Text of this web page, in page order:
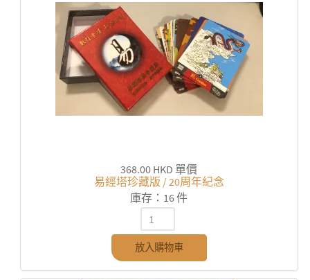
368.00 HKD 單價
易經塔珍藏版 / 20周年紀念
庫存：16 件
放入購物車